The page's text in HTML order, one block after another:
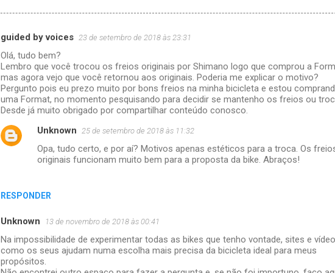
guided by voices 23 de setembro de 2018 às 23:31
Olá, tudo bem?
Lembro que você trocou os freios originais por Shimano logo que comprou a
mas agora vejo que você retornou aos originais. Poderia me explicar o motivo?
Pergunto pois eu prezo muito por bons freios na minha bicicleta e estou
uma Format, no momento pesquisando para decidir se mantenho os freios ou
Desde já muito obrigado por compartilhar conteúdo conosco.
RESPONDER
Unknown 25 de setembro de 2018 às 11:32
Opa, tudo certo, e por aí? Motivos apenas estéticos para a troca. Os
originais funcionam muito bem para a proposta da bike. Abraços!
Unknown 13 de novembro de 2018 às 00:41
Na impossibilidade de experimentar todas as bikes que tenho vontade, sites e
como os seus ajudam numa escolha mais precisa da bicicleta ideal para meus
propósitos.